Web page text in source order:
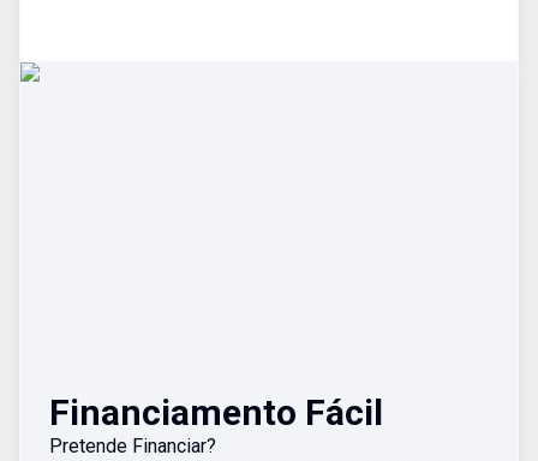
Financiamento Fácil
Pretende Financiar?